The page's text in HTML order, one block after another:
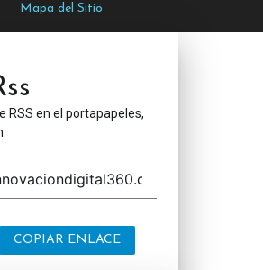
Mapa del Sitio
RSS en el portapapeles,
COPIAR ENLACE